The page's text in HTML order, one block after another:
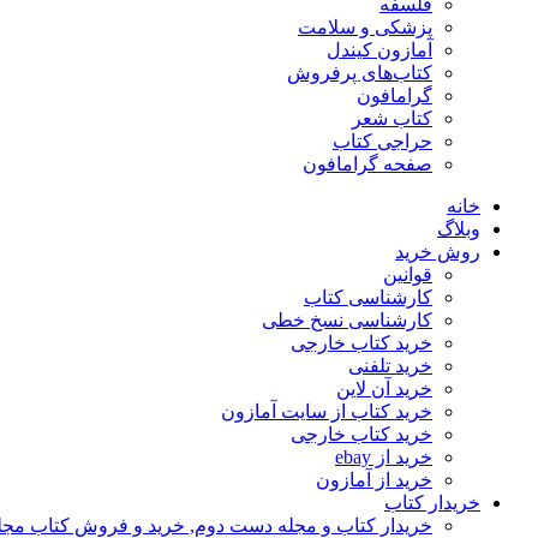
فلسفه
پزشکی و سلامت
آمازون کیندل
کتاب‌های پرفروش
گرامافون
کتاب شعر
حراجی کتاب
صفحه گرامافون
خانه
وبلاگ
روش خرید
قوانین
کارشناسی کتاب
کارشناسی نسخ خطی
خرید کتاب خارجی
خرید تلفنی
خرید آن لاین
خرید کتاب از سایت آمازون
خرید کتاب خارجی
خرید از ebay
خرید از آمازون
خریدار کتاب
خریدار کتاب و مجله دست دوم, خرید و فروش کتاب